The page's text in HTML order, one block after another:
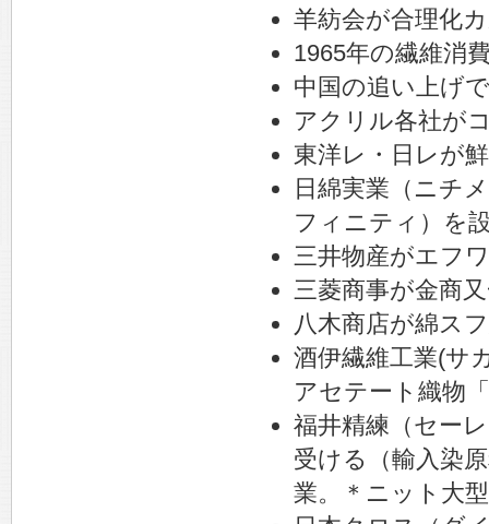
羊紡会が合理化
1965年の繊維消
中国の追い上げ
アクリル各社が
東洋レ・日レが
日綿実業（ニチ
フィニティ）を
三井物産がエフ
三菱商事が金商
八木商店が綿ス
酒伊繊維工業(サ
アセテート織物
福井精練（セー
受ける（輸入染
業。＊ニット大